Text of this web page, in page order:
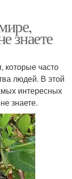
знаете
которые часто
людей. В этой
интересных
знаете.